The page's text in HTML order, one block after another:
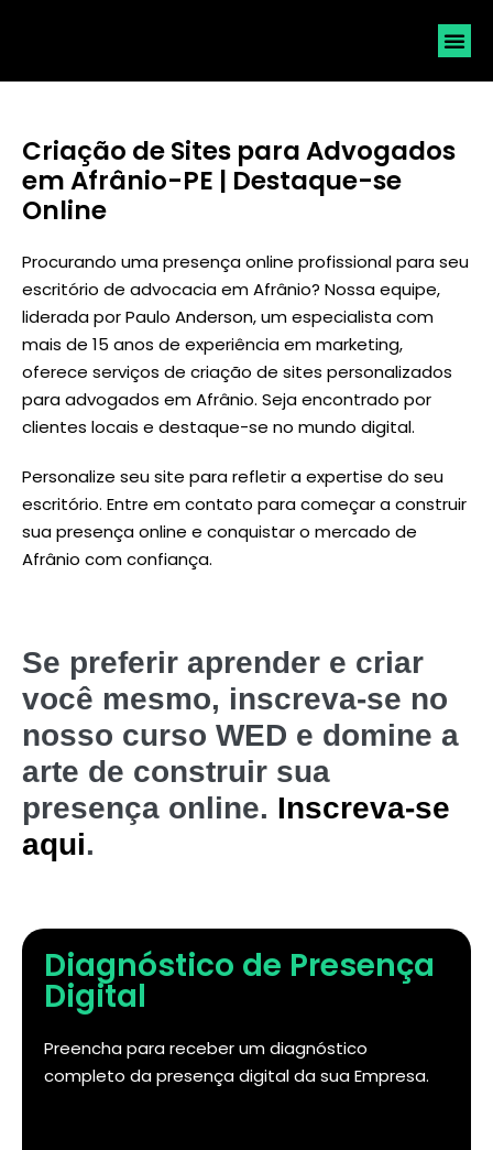
Criação de Sites para Advogados
em Afrânio-PE | Destaque-se
Online
Procurando uma presença online profissional para seu
escritório de advocacia em Afrânio? Nossa equipe,
liderada porPaulo Anderson, um especialista com
mais de 15 anos de experiência em marketing,
oferece serviços de criação de sites personalizados
para advogados em Afrânio. Seja encontrado por
clientes locais e destaque-se no mundo digital.
Personalize seu site para refletir a expertise do seu
escritório. Entre em contato para começar a construir
sua presença online e conquistar o mercado de
Afrânio com confiança.
Se preferir aprender e criar
você mesmo, inscreva-se no
nosso curso WED e domine a
arte de construir sua
presença online. Inscreva-se
aqui.
Diagnóstico de Presença
Digital
Preencha para receber um diagnóstico
completo da presença digital da sua Empresa.